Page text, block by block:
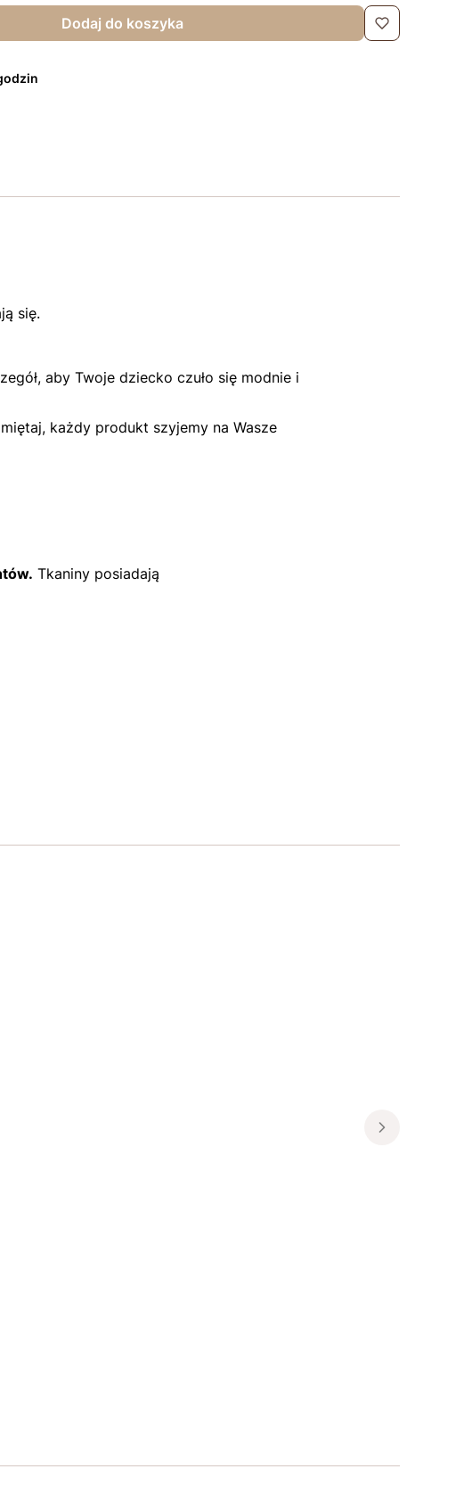
Dodaj do koszyka
się.
aby Twoje dziecko czuło się modnie i
każdy produkt szyjemy na Wasze
Tkaniny posiadają